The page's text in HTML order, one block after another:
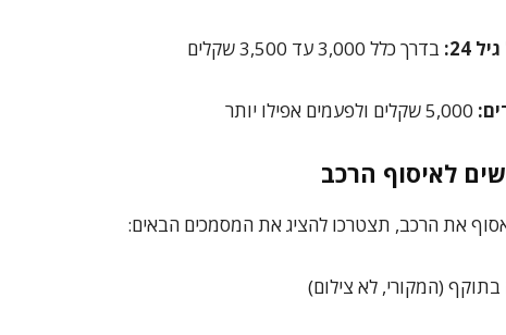
גיל 24: בדרך כלל 3,000 עד 3,500 שקלים
לאיסוף הרכב
את הרכב, תצטרכו להציג את המסמכים הבאים:
בתוקף (המקורי, לא צילום)